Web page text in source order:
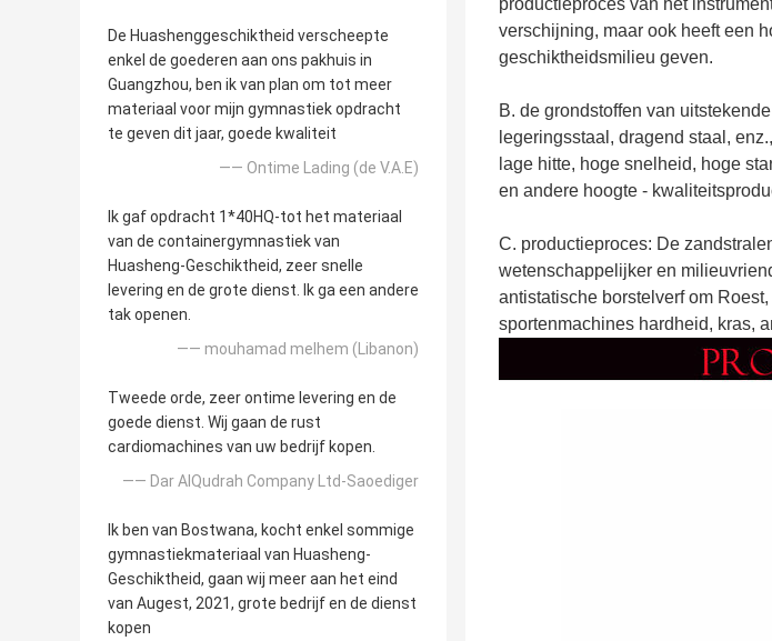
De Huashenggeschiktheid verscheepte
enkel de goederen aan ons pakhuis in
Guangzhou, ben ik van plan om tot meer
materiaal voor mijn gymnastiek opdracht
te geven dit jaar, goede kwaliteit
—— Ontime Lading (de V.A.E)
Ik gaf opdracht 1*40HQ-tot het materiaal
van de containergymnastiek van
Huasheng-Geschiktheid, zeer snelle
levering en de grote dienst. Ik ga een andere
tak openen.
—— mouhamad melhem (Libanon)
Tweede orde, zeer ontime levering en de
goede dienst. Wij gaan de rust
cardiomachines van uw bedrijf kopen.
—— Dar AlQudrah Company Ltd-Saoediger
Ik ben van Bostwana, kocht enkel sommige
gymnastiekmateriaal van Huasheng-
Geschiktheid, gaan wij meer aan het eind
van Augest, 2021, grote bedrijf en de dienst
kopen
productieproces van het
verschijning, maar ook heeft een
geschiktheidsmilieu geven.
B. de grondstoffen van
legeringsstaal, dragend staal,
lage hitte, hoge snelheid, hoge
en andere hoogte -
C. productieproces: De
wetenschappelijker en
antistatische borstelverf om
sportenmachines hardheid, kras,